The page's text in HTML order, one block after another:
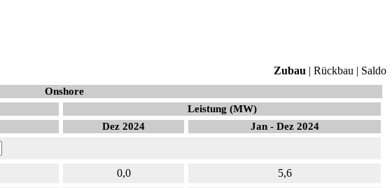
Zubau Rückbau Saldo
Onshore
Leistung (MW)
Dez 2024 Jan - Dez 2024
0,0
5,6